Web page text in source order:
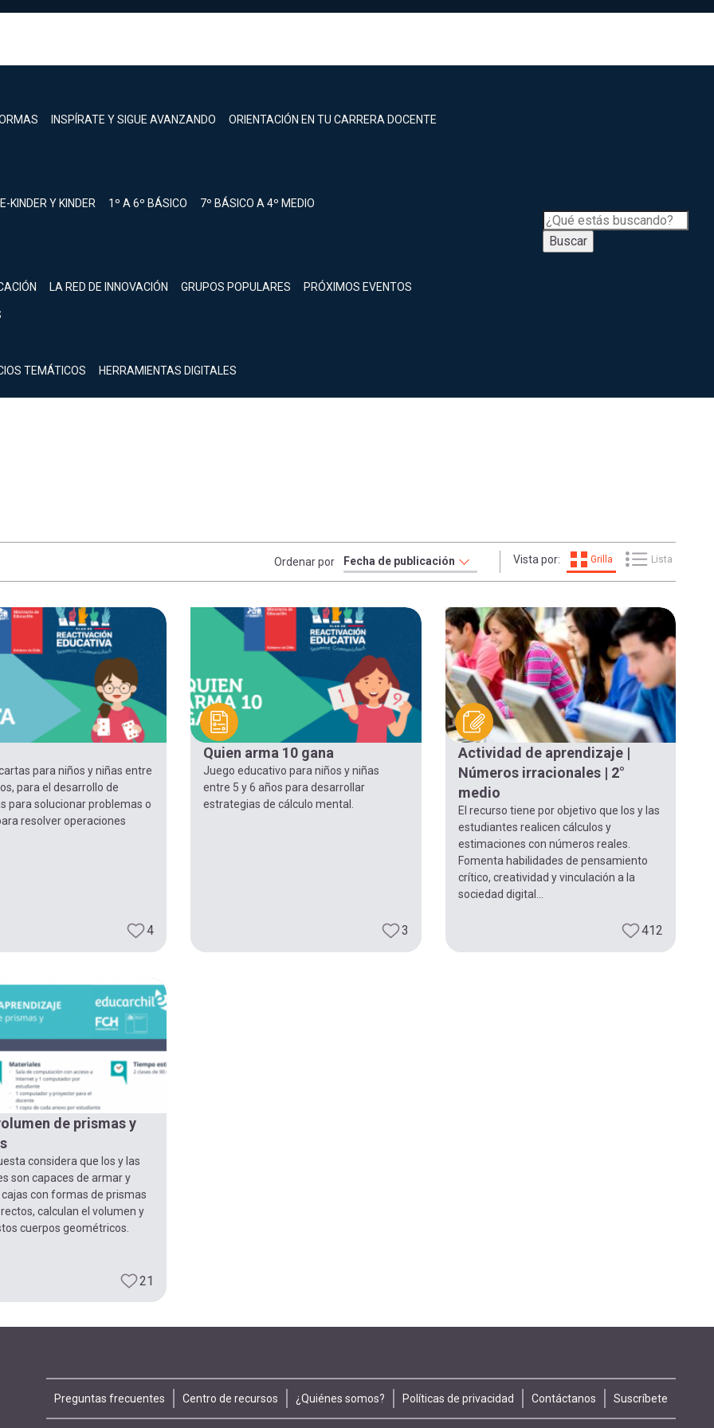
INSPÍRATE Y SIGUE AVANZANDO ORIENTACIÓN EN TU CARRERA DOCENTE
KINDER Y KINDER 1º A 6º BÁSICO 7º BÁSICO A 4º MEDIO
LA RED DE INNOVACIÓN GRUPOS POPULARES PRÓXIMOS EVENTOS
TEMÁTICOS HERRAMIENTAS DIGITALES
Buscar
Ordenar por Vista por: Grilla Lista
para niños y niñas entre
para el desarrollo de
para solucionar problemas o
resolver operaciones
4
Quien arma 10 gana
Juego educativo para niños y niñas
entre 5 y 6 años para desarrollar
estrategias de cálculo mental.
3
Actividad de aprendizaje |
Números irracionales | 2°
medio
El recurso tiene por objetivo que los y las
estudiantes realicen cálculos y
estimaciones con números reales.
Fomenta habilidades de pensamiento
crítico, creatividad y vinculación a la
sociedad digital...
412
de prismas y
considera que los y las
son capaces de armar y
con formas de prismas
calculan el volumen y
cuerpos geométricos.
21
Footer
Preguntas frecuentes Centro de recursos ¿Quiénes somos? Políticas de privacidad Contáctanos Suscríbete
Inicia sesión.